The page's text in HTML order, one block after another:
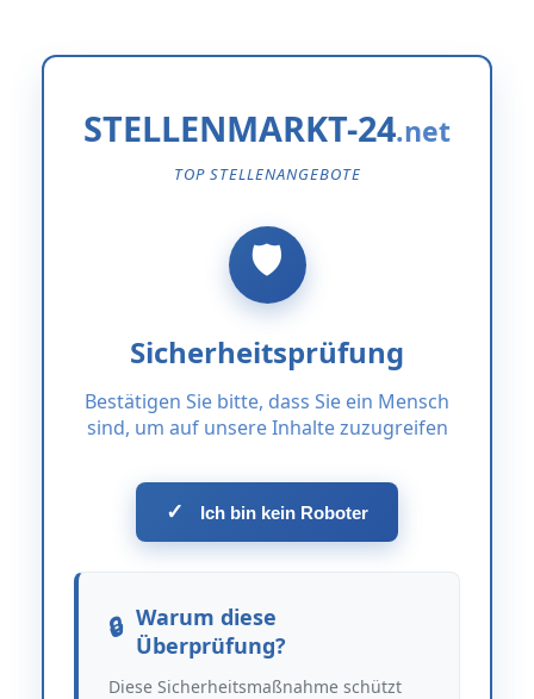
STELLENMARKT-24
TOP STELLENANGEBOTE
Sicherheitsprüfung
Bestätigen Sie bitte, dass Sie ein Mensch
sind, um auf unsere Inhalte zuzugreifen
✓ Ich bin kein Roboter
Warum diese
Überprüfung?
Diese Sicherheitsmaßnahme schützt